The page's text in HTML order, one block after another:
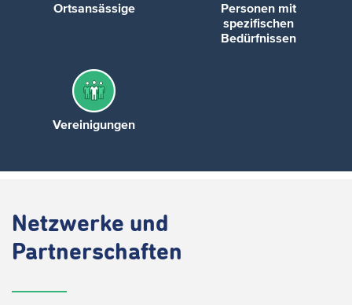
Ortsansässige
Personen mit
spezifischen
Bedürfnissen
Vereinigungen
Netzwerke und
Partnerschaften